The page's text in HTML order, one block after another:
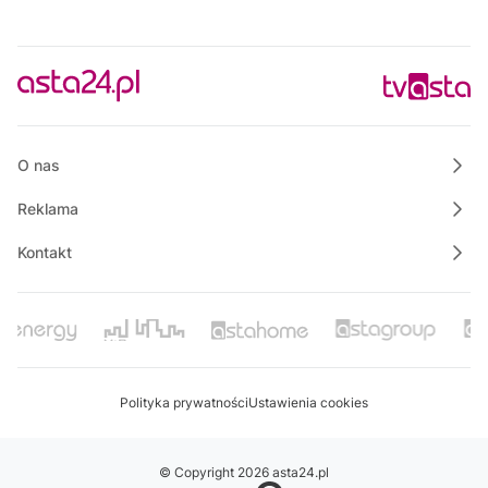
22:05
Wspólnie dla bezpieczeństwa Gminy Krajenka
O nas
Reklama
Kontakt
Polityka prywatnościUstawienia cookies
© Copyright 2026 asta24.pl